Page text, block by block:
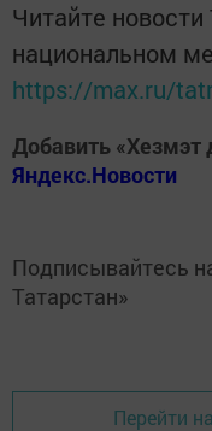
Читайте новости
национальном
https://max.ru/
Добавить «Хезмэт
Яндекс.Новости
Подписывайтесь
Татарстан»
Перейти